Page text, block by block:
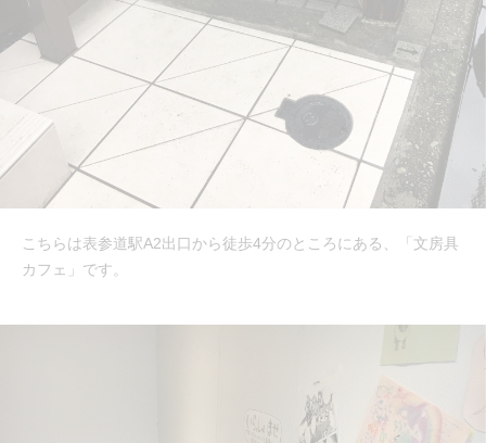
こちらは表参道駅A2出口から徒歩4分のところにある、「文房具
カフェ」です。